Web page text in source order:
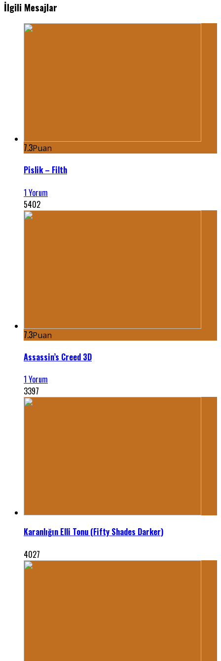
İlgili Mesajlar
7.3Puan
Pislik – Filth
1 Yorum
5402
7.3Puan
Assassin’s Creed 3D
1 Yorum
3397
Karanlığın Elli Tonu (Fifty Shades Darker)
4027